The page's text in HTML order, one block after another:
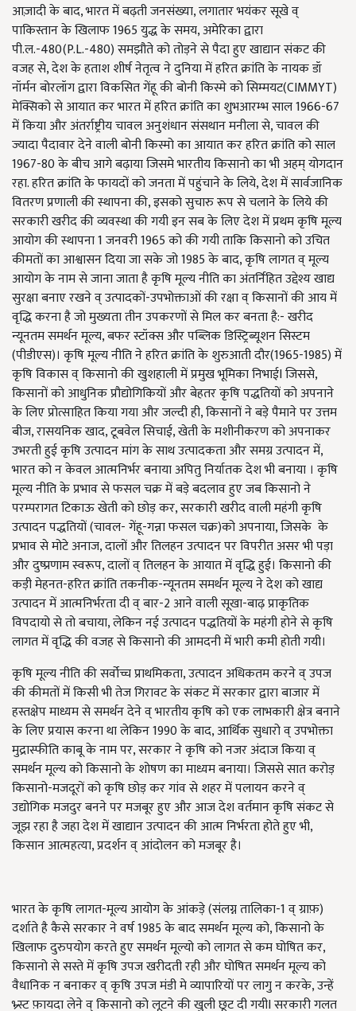
आज़ादी के बाद, भारत में बढ़ती जनसंख्या, लगातार भयंकर सूखे व्
पाकिस्तान के खिलाफ 1965 युद्ध के समय, अमेरिका द्वारा
पी.ल.-480(P.L.-480) समझौते को तोड़ने से पैदा हुए खाद्यान संकट की
वजह से, देश के हताश शीर्ष नेतृत्व ने दुनिया में हरित क्रांति के नायक डॉ
नॉर्मन बोरलॉग द्वारा विकसित गेंहू की बोनी किस्मे को सिम्मयट(CIMMYT)
मेक्सिको से आयात कर भारत में हरित क्रांति का शुभआरम्भ साल 1966-67
में किया और अंतर्राष्ट्रीय चावल अनुशंधान संसथान मनीला से, चावल की
ज्यादा पैदावार देने वाली बोनी किस्मो का आयात कर हरित क्रांति को साल
1967-80 के बीच आगे बढ़ाया जिसमे भारतीय किसानो का भी अहम् योगदान
रहा. हरित क्रांति के फायदों को जनता में पहुंचाने के लिये, देश में सार्वजानिक
वितरण प्रणाली की स्थापना की, इसको सुचारु रूप से चलाने के लिये की
सरकारी खरीद की व्यवस्था की गयी इन सब के लिए देश में प्रथम कृषि मूल्य
आयोग की स्थापना 1 जनवरी 1965 को की गयी ताकि किसानो को उचित
कीमतों का आश्वासन दिया जा सके जो 1985 के बाद, कृषि लागत व् मूल्य
आयोग के नाम से जाना जाता है कृषि मूल्य नीति का अंतर्निहित उद्देश्य खाद्य
सुरक्षा बनाए रखने व् उत्पादकों-उपभोक्ताओं की रक्षा व् किसानों की आय में
वृद्धि करना है जो मुख्यता तीन उपकरणों से मिल कर बनता है:- खरीद
न्यूनतम समर्थन मूल्य, बफर स्टॉक्स और पब्लिक डिस्ट्रिब्यूशन सिस्टम
(पीडीएस)। कृषि मूल्य नीति ने हरित क्रांति के शुरुआती दौर(1965-1985) में
कृषि विकास व् किसानो की खुशहाली में प्रमुख भूमिका निभाईI जिससे,
किसानों को आधुनिक प्रौद्योगिकियों और बेहतर कृषि पद्धतियों को अपनाने
के लिए प्रोत्साहित किया गया और जल्दी ही, किसानों ने बड़े पैमाने पर उत्तम
बीज,रासयनिक खाद,टूबवेल सिचाई,खेती के मशीनीकरण को अपनाकर
उभरती हुई कृषि उत्पादन मांग के साथ उत्पादकता और समग्र उत्पादन में,
भारत को न केवल आत्मनिर्भर बनाया अपितु निर्यातक देश भी बनाया । कृषि
मूल्य नीति के प्रभाव से फसल चक्र में बड़े बदलाव हुए जब किसानो ने
परम्परागत टिकाऊ खेती को छोड़ कर,सरकारी खरीद वाली महंगी कृषि
उत्पादन पद्धतियों(चावल-गेंहू-गन्ना फसल चक्र)को अपनाया, जिसके के
प्रभावसे मोटे अनाज, दालों और तिलहन उत्पादन पर विपरीत असर भी पड़ा
और दुष्प्रणाम स्वरूप,दालों व् तिलहन के आयात में वृद्धि हुई। किसानो की
कड़ी मेहनत-हरित क्रांति तकनीक-न्यूनतम समर्थन मूल्य ने देश को खाद्य
उत्पादन में आत्मनिर्भरता दी व् बार-2 आने वाली सूखा-बाढ़ प्राकृतिक
विपदायो से तो बचाया, लेकिन नई उत्पादन पद्धतियों के महंगी होने से कृषि
लागत में वृद्धि की वजह से किसानो की आमदनी में भारी कमी होती गयी।
कृषि मूल्य नीति की सर्वोच्च प्राथमिकता, उत्पादन अधिकतम करने व् उपज
की कीमतों में किसी भी तेज गिरावट के संकट में सरकार द्वारा बाजार में
हस्तक्षेप माध्यम से समर्थन देने व् भारतीय कृषि को एक लाभकारी क्षेत्र बनाने
के लिए प्रयास करना था लेकिन 1990 के बाद, आर्थिक सुधारो व् उपभोक्ता
मुद्रास्फीति काबू के नाम पर, सरकार ने कृषि को नजर अंदाज किया व्
समर्थन मूल्य को किसानो के शोषण का माध्यम बनाया। जिससे सात करोड़
किसानो-मजदूरों को कृषि छोड़ कर गांव से शहर में पलायन करने व्
उद्योगिक मजदुर बनने पर मजबूर हुए और आज देश वर्तमान कृषि संकट से
जूझ रहा है जहा देश में खाद्यान उत्पादन की आत्म निर्भरता होते हुए भी,
किसान आत्महत्या, प्रदर्शन व् आंदोलन को मजबूर है।
भारत के कृषि लागत-मूल्य आयोग के आंकड़े (संलग्न तालिका-1 व् ग्राफ़)
दर्शाते है कैसे सरकार ने वर्ष 1985 के बाद समर्थन मूल्य को, किसानो के
खिलाफ दुरुपयोग करते हुए समर्थन मूल्यो को लागत से कम घोषित कर,
किसानो से सस्ते में कृषि उपज खरीदती रही और घोषित समर्थन मूल्य को
वैधानिक न बनाकर व् कृषि उपज मंडी मे व्यापारियों पर लागु न करके, उन्हें
भ्र्स्ट फ़ायदा लेने व् किसानो को लूटने की खुली छूट दी गयीI सरकारी गलत